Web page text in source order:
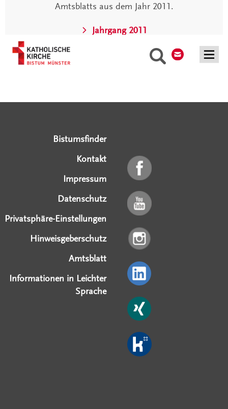
Suche
Amtsblatts aus dem Jahr 2011.
Jahrgang 2011
Bistumsfinder
Kontakt
Impressum
Datenschutz
Privatsphäre-Einstellungen
Hinweisgeberschutz
Amtsblatt
Informationen in Leichter
Sprache